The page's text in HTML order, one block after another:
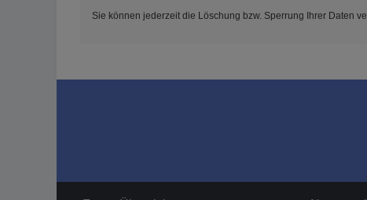
Sie können jederzeit die Löschung bzw. Sperrung Ihrer Daten